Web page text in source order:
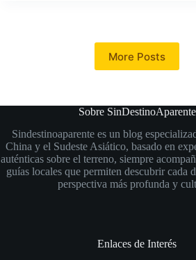
More Posts
Sobre SinDestinoAparente
Sindestinoaparente es un blog
China y el Sudeste Asiático, basado en
auténticas sobre el terreno, siempre
guías locales que permiten descubrir cada
perspectiva más profunda y
Enlaces de Interés